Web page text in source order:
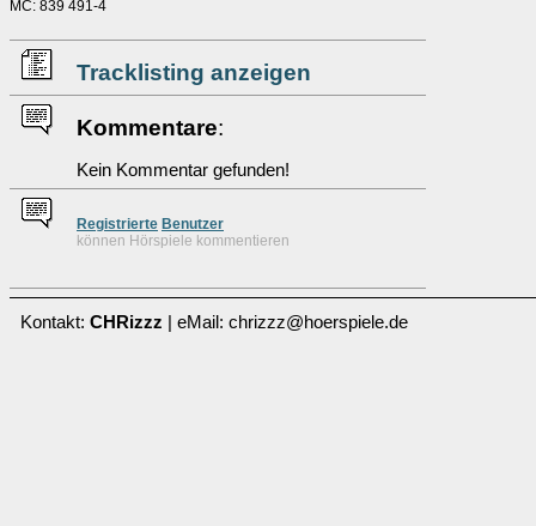
MC: 839 491-4
Tracklisting anzeigen
Kommentare:
Kein Kommentar gefunden!
Registrierte Benutzer
können Hörspiele kommentieren
Kontakt: CHRizzz | eMail: chrizzz@hoerspiele.de